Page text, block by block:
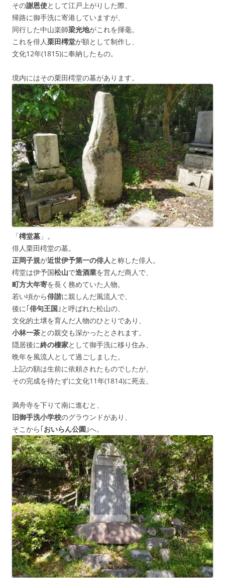
その謝恩使として江戸上がりした際、
帰路に御手洗に寄港していますが、
同行した中山楽師梁光地がこれを揮毫。
これを俳人栗田樗堂が額として制作し、
文化12年(1815)に奉納したもの。
境内にはその栗田樗堂の墓があります。
「樗堂墓 」。
俳人栗田樗堂の墓。
正岡子規が近世伊予第一の俳人 と称した俳人。
樗堂は伊予国松山で造酒業を営んだ商人で、
町方大年寄を長く務めていた人物。
若い頃から俳諧に親しんだ風流人で、
後に｢俳句王国 ｣と呼ばれた松山の、
文化的土壌を育んだ人物のひとりであり、
小林一茶との親交も深かったとされます。
隠居後に終の棲家として御手洗に移り住み、
晩年を風流人として過ごしました。
上記の額は生前に依頼されたものでしたが、
その完成を待たずに文化11年(1814)に死去。
満舟寺を下りて南に進むと、
旧御手洗小学校のグラウンドがあり、
そこから｢おいらん公園 ｣へ。